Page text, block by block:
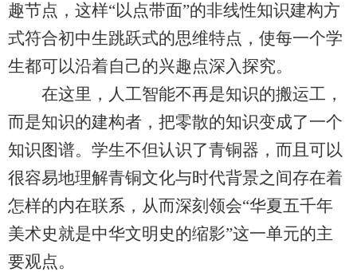
趣节点，这样“以点带面”的非线性知识建构方
式符合初中生跳跃式的思维特点，使每一个学
生都可以沿着自己的兴趣点深入探究。
在这里，人工智能不再是知识的搬运工，
而是知识的建构者，把零散的知识变成了一个
知识图谱。学生不但认识了青铜器，而且可以
很容易地理解青铜文化与时代背景之间存在着
怎样的内在联系，从而深刻领会“华夏五千年
美术史就是中华文明史的缩影”这一单元的主
要观点。